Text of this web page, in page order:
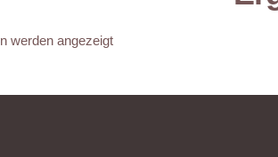
werden angezeigt